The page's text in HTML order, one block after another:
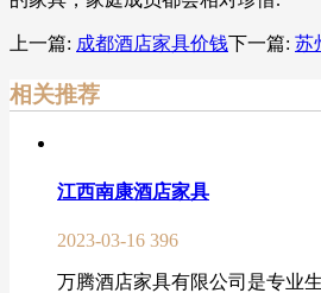
上一篇: 成都酒店家具价钱下一篇: 苏
相关推荐
江西南康酒店家具
2023-03-16 396
万腾酒店家具有限公司是专业